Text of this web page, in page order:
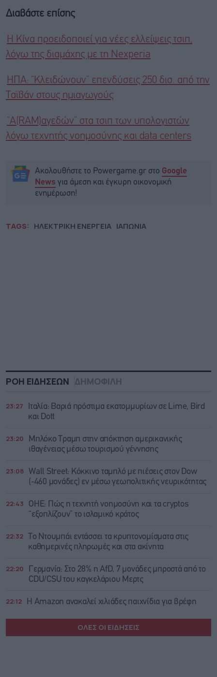
Διαβάστε επίσης
Η Κίνα προειδοποιεί για νέες ελλείψεις τσιπ,
λόγω της διαμάχης με τη Nexperia
ΗΠΑ: “Κλειδώνουν” επενδύσεις 250 δισ. από την
Ταϊβάν στους ημιαγωγούς
“Α(RAM)αγεδών” στα τσιπ των υπολογιστών
λόγω τεχνητής νοημοσύνης και data centers
Ακολουθήστε το Powergame.gr στο Google
News για άμεση και έγκυρη οικονομική
ενημέρωση!
TAGS: ΗΛΕΚΤΡΙΚΗ ΕΝΕΡΓΕΙΑ ΙΑΠΩΝΙΑ
ΡΟΗ ΕΙΔΗΣΕΩΝ ΔΗΜΟΦΙΛΗ
23:27
Ιταλία: Βαριά πρόστιμα εκατομμυρίων σε Lime, Bird
και Dott
23:20
Μπλόκο Τραμπ στην απόκτηση αμερικανικής
ιθαγένειας μέσω τουρισμού γέννησης
23:08
Wall Street: Κόκκινο ταμπλό με πιέσεις στον Dow
(-460 μονάδες) εν μέσω γεωπολιτικής νευρικότητας
22:43
ΟΗΕ: Πώς η τεχνητή νοημοσύνη και τα cryptos
“εξοπλίζουν” το ισλαμικό κράτος
22:32
Το Ντουμπάι εντάσσει τα κρυπτονομίσματα στις
καθημερινές πληρωμές και στα ακίνητα
22:20
Γερμανία: Στο 28% η AfD, 7 μονάδες μπροστά από το
CDU/CSU του καγκελάριου Μερτς
22:12 Η Amazon ανακαλεί χιλιάδες παιχνίδια για βρέφη
ΟΛΕΣ ΟΙ ΕΙΔΗΣΕΙΣ